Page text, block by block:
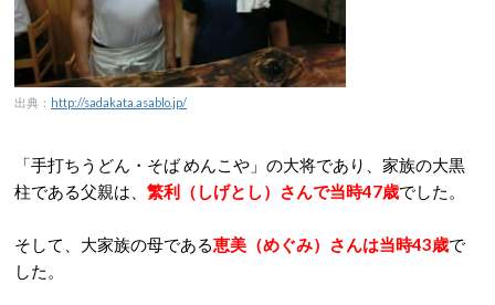
出典： http://sadakata.asablo.jp/
「手打ちうどん・そば めんこや」の大将であり、家族の大黒
柱である父親は、 繁利（しげとし）さんで当時47歳でした。
そして、大家族の母である恵美（めぐみ）さんは当時43歳で
した。